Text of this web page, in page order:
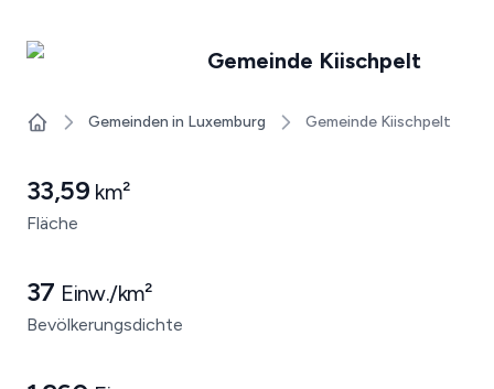
Gemeinde Kiischpelt
Gemeinden in Luxemburg Gemeinde Kiischpelt
Fläche
33,59 km²
Bevölkerungsdichte
37 Einw./km²